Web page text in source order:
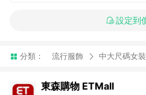
設定到
分類： 流行服飾 中大尺碼女裝
東森購物 ETMall